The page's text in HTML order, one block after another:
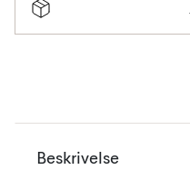
Beskrivelse